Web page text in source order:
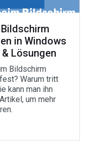
in Windows
Lösungen
Bildschirm
Warum tritt
kann man ihn
um mehr